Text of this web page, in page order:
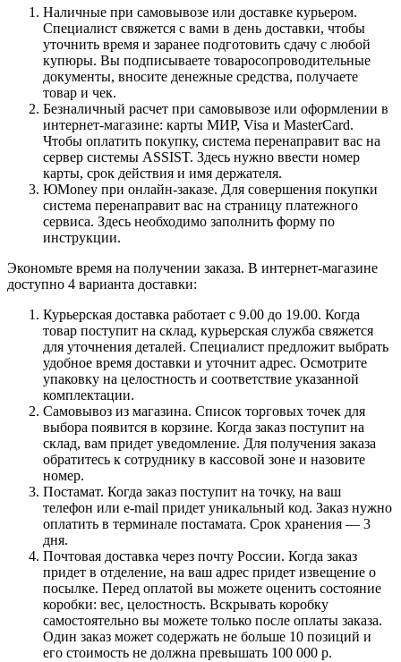
Наличные при самовывозе или доставке курьером.
Специалист свяжется с вами в день доставки, чтобы
уточнить время и заранее подготовить сдачу с любой
купюры. Вы подписываете товаросопроводительные
документы, вносите денежные средства, получаете
товар и чек.
Безналичный расчет при самовывозе или оформлении в
интернет-магазине: карты МИР, Visa и MasterCard.
Чтобы оплатить покупку, система перенаправит вас на
сервер системы ASSIST. Здесь нужно ввести номер
карты, срок действия и имя держателя.
ЮMoney при онлайн-заказе. Для совершения покупки
система перенаправит вас на страницу платежного
сервиса. Здесь необходимо заполнить форму по
инструкции.
Экономьте время на получении заказа. В интернет-магазине
доступно 4 варианта доставки:
Курьерская доставка работает с 9.00 до 19.00. Когда
товар поступит на склад, курьерская служба свяжется
для уточнения деталей. Специалист предложит выбрать
удобное время доставки и уточнит адрес. Осмотрите
упаковку на целостность и соответствие указанной
комплектации.
Самовывоз из магазина. Список торговых точек для
выбора появится в корзине. Когда заказ поступит на
склад, вам придет уведомление. Для получения заказа
обратитесь к сотруднику в кассовой зоне и назовите
номер.
Постамат. Когда заказ поступит на точку, на ваш
телефон или e-mail придет уникальный код. Заказ нужно
оплатить в терминале постамата. Срок хранения — 3
дня.
Почтовая доставка через почту России. Когда заказ
придет в отделение, на ваш адрес придет извещение о
посылке. Перед оплатой вы можете оценить состояние
коробки: вес, целостность. Вскрывать коробку
самостоятельно вы можете только после оплаты заказа.
Один заказ может содержать не больше 10 позиций и
его стоимость не должна превышать 100 000 р.